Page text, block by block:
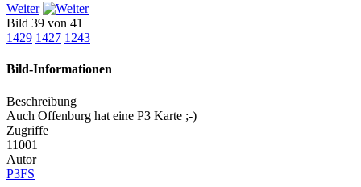
Weiter
Bild 39 von 41
1429 1427 1243
Bild-Informationen
Beschreibung
Auch Offenburg hat eine P3 Karte ;-)
Zugriffe
11001
Autor
P3FS